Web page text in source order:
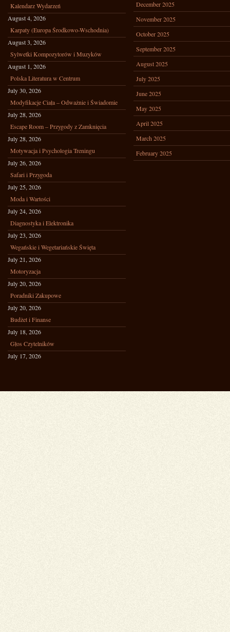
Kalendarz Wydarzeń
August 4, 2026
Karpaty (Europa Środkowo-Wschodnia)
August 3, 2026
Sylwetki Kompozytorów i Muzyków
August 1, 2026
Polska Literatura w Centrum
July 30, 2026
Modyfikacje Ciała – Odważnie i Świadomie
July 28, 2026
Escape Room – Przygody z Zamknięcia
July 28, 2026
Motywacja i Psychologia Treningu
July 26, 2026
Safari i Przygoda
July 25, 2026
Moda i Wartości
July 24, 2026
Diagnostyka i Elektronika
July 23, 2026
Wegańskie i Wegetariańskie Święta
July 21, 2026
Motoryzacja
July 20, 2026
Poradniki Zakupowe
July 20, 2026
Budżet i Finanse
July 18, 2026
Głos Czytelników
July 17, 2026
December 2025
November 2025
October 2025
September 2025
August 2025
July 2025
June 2025
May 2025
April 2025
March 2025
February 2025